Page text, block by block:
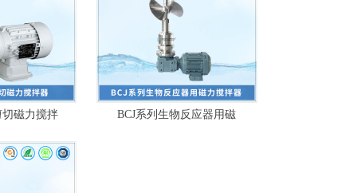
切磁力搅拌 BCJ系列生物反应器用磁